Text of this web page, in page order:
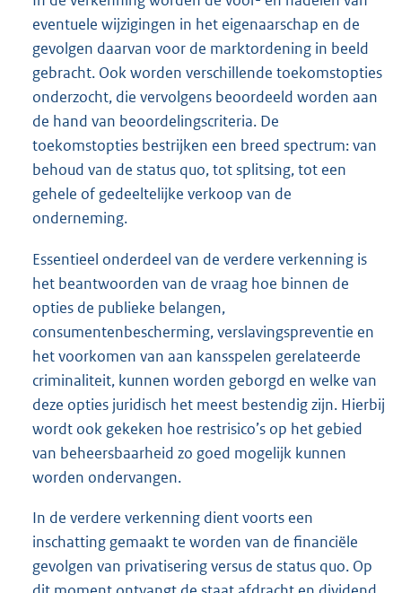
eventuele wijzigingen in het eigenaarschap en de
gevolgen daarvan voor de marktordening in beeld
gebracht. Ook worden verschillende toekomstopties
onderzocht, die vervolgens beoordeeld worden aan
de hand van beoordelingscriteria. De
toekomstopties bestrijken een breed spectrum: van
behoud van de status quo, tot splitsing, tot een
gehele of gedeeltelijke verkoop van de
onderneming.
Essentieel onderdeel van de verdere verkenning is
het beantwoorden van de vraag hoe binnen de
opties de publieke belangen,
consumentenbescherming, verslavingspreventie en
het voorkomen van aan kansspelen gerelateerde
criminaliteit, kunnen worden geborgd en welke van
deze opties juridisch het meest bestendig zijn. Hierbij
wordt ook gekeken hoe restrisico’s op het gebied
van beheersbaarheid zo goed mogelijk kunnen
worden ondervangen.
In de verdere verkenning dient voorts een
inschatting gemaakt te worden van de financiële
gevolgen van privatisering versus de status quo. Op